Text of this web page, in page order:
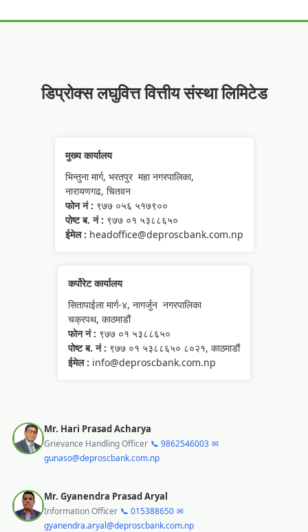
डिप्रोक्स लघुवित्त वित्तीय संस्था लिमिटेड
मुख्य कार्यालय
भिन्तुना मार्ग, भरतपुर महा नगरपालिका,
नारायणगढ, चितवन
फोन नं : ९७७ ०५६ ५१७९००
पोष्ट ब. नं : ९७७ ०१ ५३८८६५०
ईमेल : headoffice@deproscbank.com.np
कर्पोरेट कार्यालय
सितापाईला मार्ग-४, नागर्जुन नगरपालिका
चक्रपथ, काठमाडौं
फोन नं : ९७७ ०१ ५३८८६५०
पोष्ट ब. नं : ९७७ ०१ ५३८८६५० ८०२१, काठमाडौं
ईमेल : info@deproscbank.com.np
Mr. Hari Prasad Acharya
Grievance Handling Officer 📞 9862546003 ✉
gunaso@deproscbank.com.np
Mr. Gyanendra Prasad Aryal
Information Officer 📞 015388650 ✉
gyanendra.aryal@deproscbank.com.np